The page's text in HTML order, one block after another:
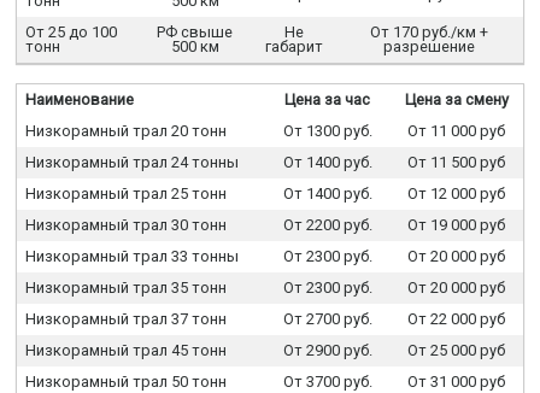
От 25 до 100
тонн
РФ свыше
500 км
Не
габарит
От 170 руб./км +
разрешение
Наименование Цена за час
Цена за смену
Низкорамный трал 20 тонн
От 1300 руб.
От 11 000 руб
Низкорамный трал 24 тонны
От 1400 руб.
От 11 500 руб
Низкорамный трал 25 тонн
От 1400 руб.
От 12 000 руб
Низкорамный трал 30 тонн
От 2200 руб.
От 19 000 руб
Низкорамный трал 33 тонны
От 2300 руб.
От 20 000 руб
Низкорамный трал 35 тонн
От 2300 руб.
От 20 000 руб
Низкорамный трал 37 тонн
От 2700 руб.
От 22 000 руб
Низкорамный трал 45 тонн
От 2900 руб.
От 25 000 руб
Низкорамный трал 50 тонн
От 3700 руб.
От 31 000 руб